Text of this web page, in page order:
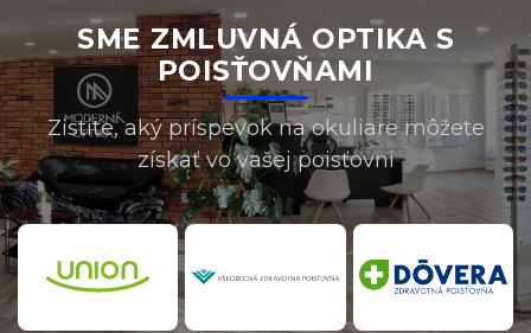
SME ZMLUVNÁ OPTIKA S
POISŤOVŇAMI
Zistite, aký príspevok na okuliare môžete
získať vo vašej poisťovni